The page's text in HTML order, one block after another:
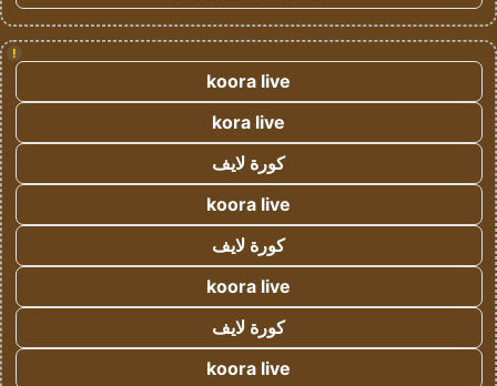
!
koora live
kora live
كورة لايف
koora live
كورة لايف
koora live
كورة لايف
koora live